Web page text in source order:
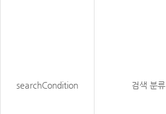
searchCondition 검색 분류